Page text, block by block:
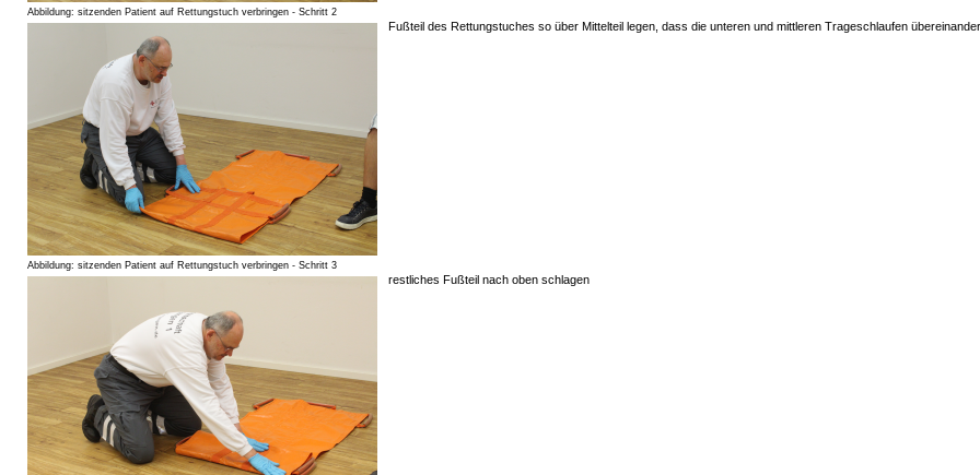
Abbildung: sitzenden Patient auf Rettungstuch verbringen - Schritt 2
Abbildung: sitzenden Patient auf Rettungstuch verbringen - Schritt 3
Fußteil des Rettungstuches so über Mittelteil legen, dass die unteren und mittleren Trageschlaufen
restliches Fußteil nach oben schlagen